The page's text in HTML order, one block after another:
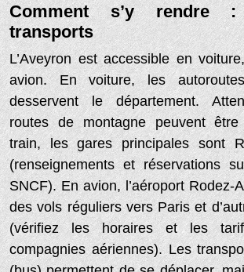
Comment s’y rendre
transports
L’Aveyron est accessible en
avion. En voiture, les
desservent le département.
routes de montagne peuvent
train, les gares principales sont
(renseignements et réservations
SNCF). En avion, l’aéroport Rodez-
des vols réguliers vers Paris et
(vérifiez les horaires et les
compagnies aériennes). Les